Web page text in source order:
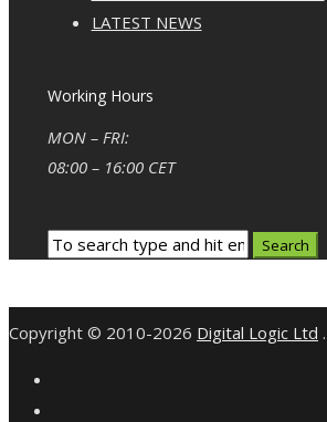
LATEST NEWS
Working Hours
MON – FRI:
08:00 – 16:00 CET
Copyright © 2010-2026 Digital Logic Ltd